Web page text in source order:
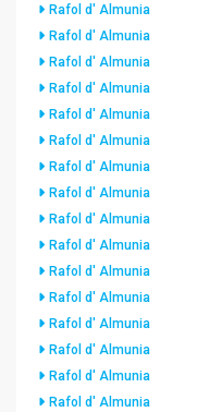
Rafol d' Almunia
Rafol d' Almunia
Rafol d' Almunia
Rafol d' Almunia
Rafol d' Almunia
Rafol d' Almunia
Rafol d' Almunia
Rafol d' Almunia
Rafol d' Almunia
Rafol d' Almunia
Rafol d' Almunia
Rafol d' Almunia
Rafol d' Almunia
Rafol d' Almunia
Rafol d' Almunia
Rafol d' Almunia